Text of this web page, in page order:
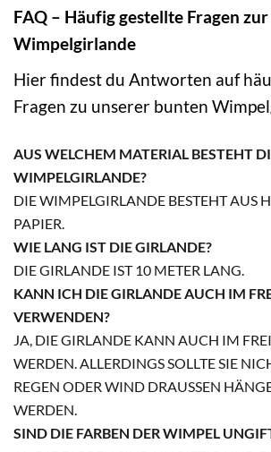
FAQ – Häufig gestellte Fragen zur
Wimpelgirlande
Hier findest du Antworten auf
Fragen zu unserer bunten
AUS WELCHEM MATERIAL BESTEHT
WIMPELGIRLANDE?
DIE WIMPELGIRLANDE BESTEHT AUS
PAPIER.
WIE LANG IST DIE GIRLANDE?
DIE GIRLANDE IST 10 METER LANG.
KANN ICH DIE GIRLANDE AUCH IM
VERWENDEN?
JA, DIE GIRLANDE KANN AUCH IM
WERDEN. ALLERDINGS SOLLTE SIE
REGEN ODER WIND DRAUSSEN
ERDEN.
SIND DIE FARBEN DER WIMPEL